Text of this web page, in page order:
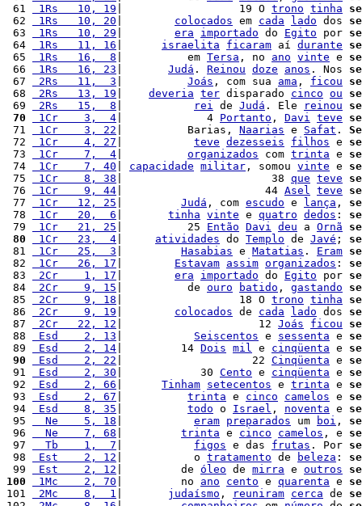
61
1Rs   10, 19 |                  19 O trono tinha
62
1Rs   10, 20 colocados em cada lado dos
63
1Rs   10, 29 era importado do Egito por
64
1Rs   11, 16 israelita ficaram aí durante
65
1Rs   16,  8 |          em Tersa , no ano vinte e
66
1Rs   16, 23 Judá . Reinou doze anos . Nos
67
2Rs   11,  3 Joás , com sua ama , ficou
68
2Rs   13, 19 deveria ter disparado cinco ou
69
2Rs   15,  8 rei de Judá . Ele reinou
70
1Cr    3,  4 |             4 Portanto , Davi teve
71
1Cr    3, 22 |          Barias, Naarias e Safat .
72
1Cr    4, 27 teve dezesseis filhos e
73
1Cr    7,  4 organizados com trinta e
74
1Cr    7, 40 capacidade militar , somou vinte e
75
1Cr    8, 38 |                       38 que teve
76
1Cr    9, 44 |                      44 Asel teve
77
1Cr   12, 25 Judá , com escudo e lança ,
78
1Cr   20,  6 tinha vinte e quatro dedos :
79
1Cr   21, 25 |          25 Então Davi deu a Ornã
80
1Cr   23,  4 atividades do Templo de Javé ;
81
1Cr   25,  3 Hasabias e Matatias . Eram
82
1Cr   26, 17 Estavam assim organizados :
83
2Cr    1, 17 era importado do Egito por
84
2Cr    9, 15 |          de ouro batido , gastando
85
2Cr    9, 18 |                  18 O trono tinha
86
2Cr    9, 19 colocados de cada lado dos
87
2Cr   22, 12 |                     12 Joás ficou
88
Esd    2, 13 Seiscentos e sessenta e
89
Esd    2, 14 |         14 Dois mil e cinqüenta e
90
Esd    2, 22 |                    22 Cinqüenta e
91
Esd    2, 30 |            30 Cento e cinqüenta e
92
Esd    2, 66 Tinham setecentos e trinta e
93
Esd    2, 67 trinta e cinco camelos e
94
Esd    8, 35 todo o Israel , noventa e
95
  Ne    5, 18
eram preparados um boi ,
96
  Ne    7, 68
trinta e cinco camelos , e
97
  Tb    1,  7
figos e das frutas . Por
98
Est    2, 12 |           o tratamento de beleza :
99
Est    2, 12 |         de óleo de mirra e outros
100
1Mc    2, 70 |         no ano cento e quarenta e
101
2Mc    8,  1 judaísmo , reuniram cerca de